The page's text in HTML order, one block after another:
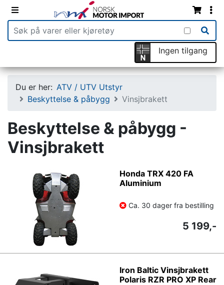
Ingen tilgang
Du er her: ATV / UTV Utstyr
Beskyttelse & påbygg
Vinsjbrakett
Beskyttelse & påbygg -
Vinsjbrakett
Honda TRX 420 FA
Aluminium
Ca. 30 dager fra bestilling
5 199,-
Iron Baltic Vinsjbrakett
Polaris RZR PRO XP Rear